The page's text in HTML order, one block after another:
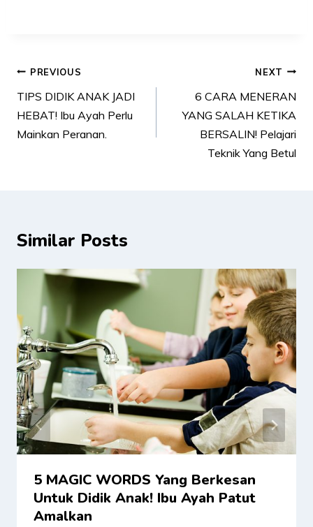
Post
navigation
PREVIOUS
TIPS DIDIK ANAK JADI
HEBAT! Ibu Ayah Perlu
Mainkan Peranan.
NEXT
6 CARA MENERAN
YANG SALAH KETIKA
BERSALIN! Pelajari
Teknik Yang Betul
Similar Posts
5 MAGIC WORDS Yang Berkesan
Untuk Didik Anak! Ibu Ayah Patut
Amalkan